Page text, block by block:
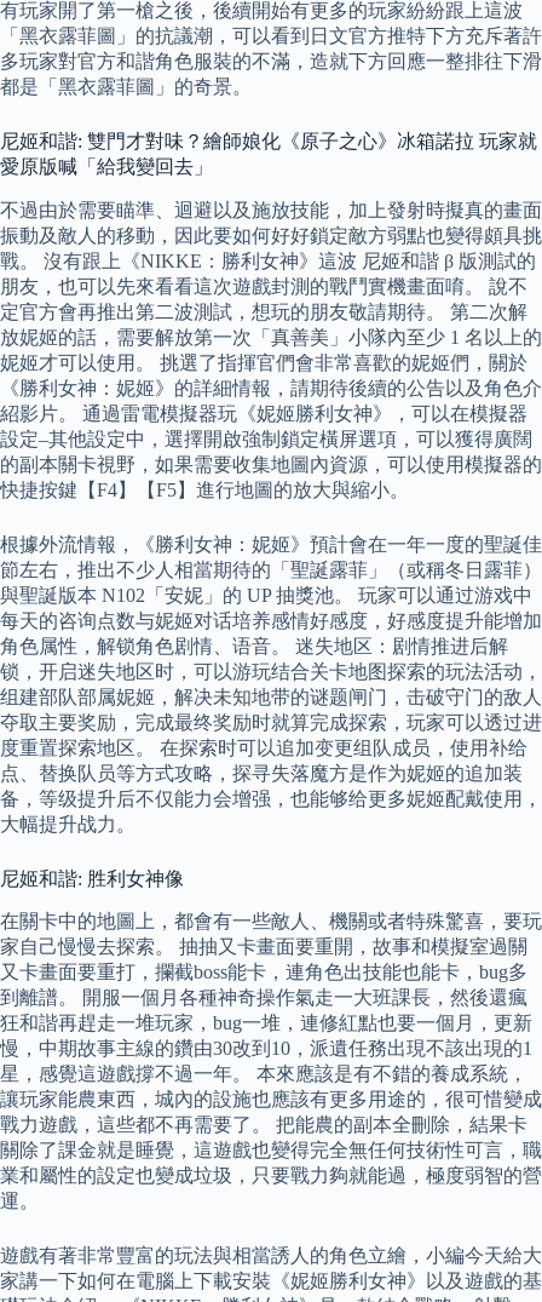
有玩家開了第一槍之後，後續開始有更多的玩家紛紛跟上這波
「黑衣露菲圖」的抗議潮，可以看到日文官方推特下方充斥著許
多玩家對官方和諧角色服裝的不滿，造就下方回應一整排往下滑
都是「黑衣露菲圖」的奇景。
尼姬和諧: 雙門才對味？繪師娘化《原子之心》冰箱諾拉 玩家就
愛原版喊「給我變回去」
不過由於需要瞄準、迴避以及施放技能，加上發射時擬真的畫面
振動及敵人的移動，因此要如何好好鎖定敵方弱點也變得頗具挑
戰。 沒有跟上《NIKKE：勝利女神》這波 尼姬和諧 β 版測試的
朋友，也可以先來看看這次遊戲封測的戰鬥實機畫面唷。 說不
定官方會再推出第二波測試，想玩的朋友敬請期待。 第二次解
放妮姬的話，需要解放第一次「真善美」小隊內至少 1 名以上的
妮姬才可以使用。 挑選了指揮官們會非常喜歡的妮姬們，關於
《勝利女神：妮姬》的詳細情報，請期待後續的公告以及角色介
紹影片。 通過雷電模擬器玩《妮姬勝利女神》，可以在模擬器
設定–其他設定中，選擇開啟強制鎖定橫屏選項，可以獲得廣闊
的副本關卡視野，如果需要收集地圖內資源，可以使用模擬器的
快捷按鍵【F4】【F5】進行地圖的放大與縮小。
根據外流情報，《勝利女神：妮姬》預計會在一年一度的聖誕佳
節左右，推出不少人相當期待的「聖誕露菲」（或稱冬日露菲）
與聖誕版本 N102「安妮」的 UP 抽獎池。 玩家可以通过游戏中
每天的咨询点数与妮姬对话培养感情好感度，好感度提升能增加
角色属性，解锁角色剧情、语音。 迷失地区：剧情推进后解
锁，开启迷失地区时，可以游玩结合关卡地图探索的玩法活动，
组建部队部属妮姬，解决未知地带的谜题闸门，击破守门的敌人
夺取主要奖励，完成最终奖励时就算完成探索，玩家可以透过进
度重置探索地区。 在探索时可以追加变更组队成员，使用补给
点、替换队员等方式攻略，探寻失落魔方是作为妮姬的追加装
备，等级提升后不仅能力会增强，也能够给更多妮姬配戴使用，
大幅提升战力。
尼姬和諧: 胜利女神像
在關卡中的地圖上，都會有一些敵人、機關或者特殊驚喜，要玩
家自己慢慢去探索。 抽抽又卡畫面要重開，故事和模擬室過關
又卡畫面要重打，攔截boss能卡，連角色出技能也能卡，bug多
到離譜。 開服一個月各種神奇操作氣走一大班課長，然後還瘋
狂和諧再趕走一堆玩家，bug一堆，連修紅點也要一個月，更新
慢，中期故事主線的鑽由30改到10，派遺任務出現不該出現的1
星，感覺這遊戲撐不過一年。 本來應該是有不錯的養成系統，
讓玩家能農東西，城內的設施也應該有更多用途的，很可惜變成
戰力遊戲，這些都不再需要了。 把能農的副本全刪除，結果卡
關除了課金就是睡覺，這遊戲也變得完全無任何技術性可言，職
業和屬性的設定也變成垃圾，只要戰力夠就能過，極度弱智的營
運。
遊戲有著非常豐富的玩法與相當誘人的角色立繪，小編今天給大
家講一下如何在電腦上下載安裝《妮姬勝利女神》以及遊戲的基